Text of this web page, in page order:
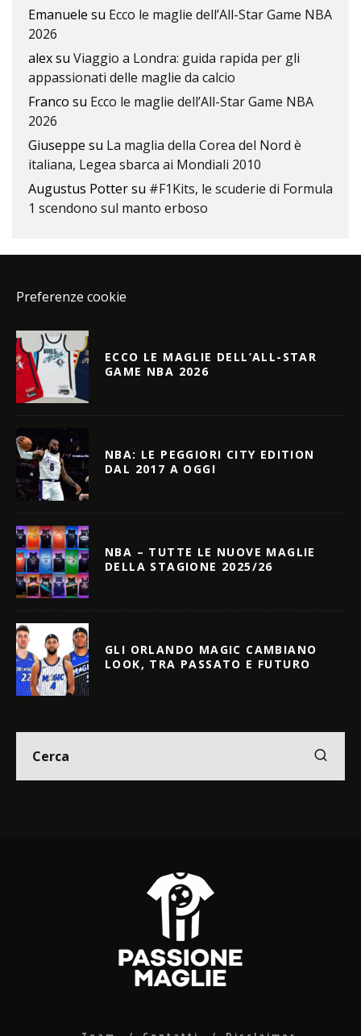
Emanuele su Ecco le maglie dell’All-Star Game NBA
2026
alexsu Viaggio a Londra: guida rapida per gli
appassionati delle maglie da calcio
Franco su Ecco le maglie dell’All-Star Game NBA
2026
Giuseppe su La maglia della Corea del Nord è
italiana, Legea sbarca ai Mondiali 2010
Augustus Pottersu #F1Kits, le scuderie di Formula
1 scendono sul manto erboso
Preferenze cookie
ECCO LE MAGLIE DELL’ALL-STAR
GAME NBA 2026
NBA: LE PEGGIORI CITY EDITION
DAL 2017 A OGGI
NBA – TUTTE LE NUOVE MAGLIE
DELLA STAGIONE 2025/26
GLI ORLANDO MAGIC CAMBIANO
LOOK, TRA PASSATO E FUTURO